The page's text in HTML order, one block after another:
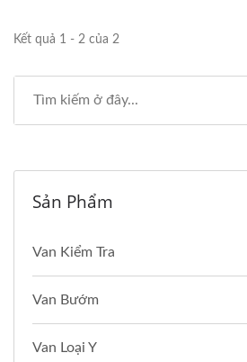
Kết quả 1 - 2 của 2
Sản Phẩm
Van Kiểm Tra
Van Bướm
Van Loại Y